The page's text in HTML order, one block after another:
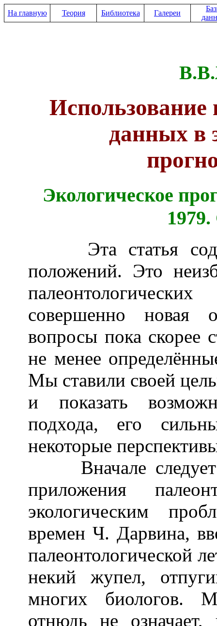
На главную Теория Библиотека Галереи
Использование
данных в
Экологическое
Эта статья
положений. Это
совершенно новая
вопросы пока скорее
не менее
Мы ставили своей
и показать
подхода, его
некоторые
Вначале следует
приложения
экологическим
времен Ч. Дарвина,
палеонтологической
некий жупел,
многих биологов.
отнюдь не означает,